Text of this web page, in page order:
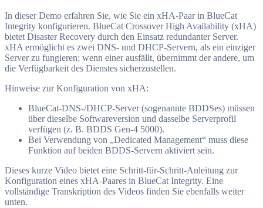
In dieser Demo erfahren Sie, wie Sie ein xHA-Paar in BlueCat
Integrity konfigurieren. BlueCat Crossover High Availability (xHA)
bietet Disaster Recovery durch den Einsatz redundanter Server.
xHA ermöglicht es zwei DNS- und DHCP-Servern, als ein einziger
Server zu fungieren; wenn einer ausfällt, übernimmt der andere, um
die Verfügbarkeit des Dienstes sicherzustellen.
Hinweise zur Konfiguration von xHA:
BlueCat-DNS-/DHCP-Server (sogenannte BDDSes) müssen
über dieselbe Softwareversion und dasselbe Serverprofil
verfügen (z. B. BDDS Gen-4 5000).
Bei Verwendung von „Dedicated Management“ muss diese
Funktion auf beiden BDDS-Servern aktiviert sein.
Dieses kurze Video bietet eine Schritt-für-Schritt-Anleitung zur
Konfiguration eines xHA-Paares in BlueCat Integrity. Eine
vollständige Transkription des Videos finden Sie ebenfalls weiter
unten.